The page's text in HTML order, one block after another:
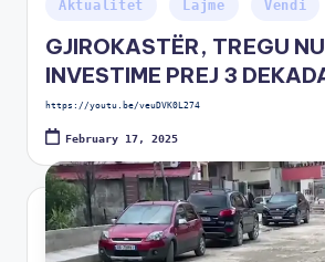
Aktualitet Lajme Vendi
GJIROKASTËR, TREGU
INVESTIME PREJ 3
https://youtu.be/veuDVK0L274
February 17, 2025